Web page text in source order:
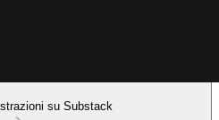
su Substack